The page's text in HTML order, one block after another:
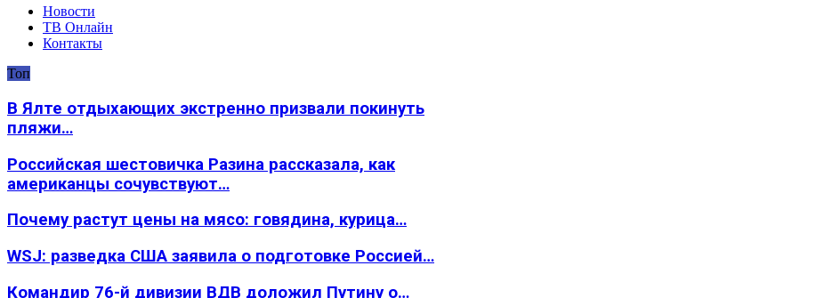
Новости
ТВ Онлайн
Контакты
Топ
В Ялте отдыхающих экстренно призвали покинуть
пляжи…
Российская шестовичка Разина рассказала, как
американцы сочувствуют…
Почему растут цены на мясо: говядина, курица…
WSJ: разведка США заявила о подготовке Россией…
Командир 76-й дивизии ВДВ доложил Путину о…